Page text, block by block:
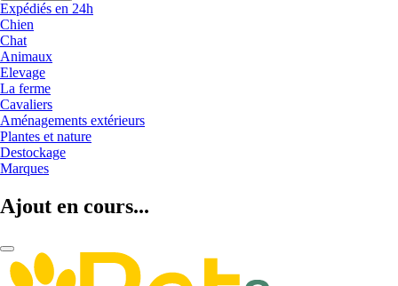
Expédiés en 24h
Chien
Chat
Animaux
Elevage
La ferme
Cavaliers
Aménagements extérieurs
Plantes et nature
Destockage
Marques
Ajout en cours...